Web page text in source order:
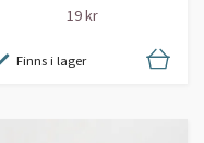
19 kr
Finns i lager